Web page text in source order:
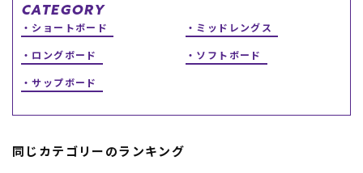
特集一覧
RIDE LIFE MAGAZINE一
覧
スタッフスナップ
フ
ー
店頭受取サービス
ギフトラッピング
アフターサポート
お問い合わせ
CATEGORY
ショートボード
ミッドレングス
ロングボード
ソフトボード
サップボード
同じカテゴリーのランキング